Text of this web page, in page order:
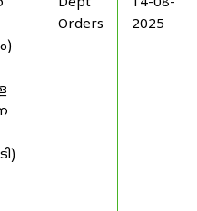
Orders
2025